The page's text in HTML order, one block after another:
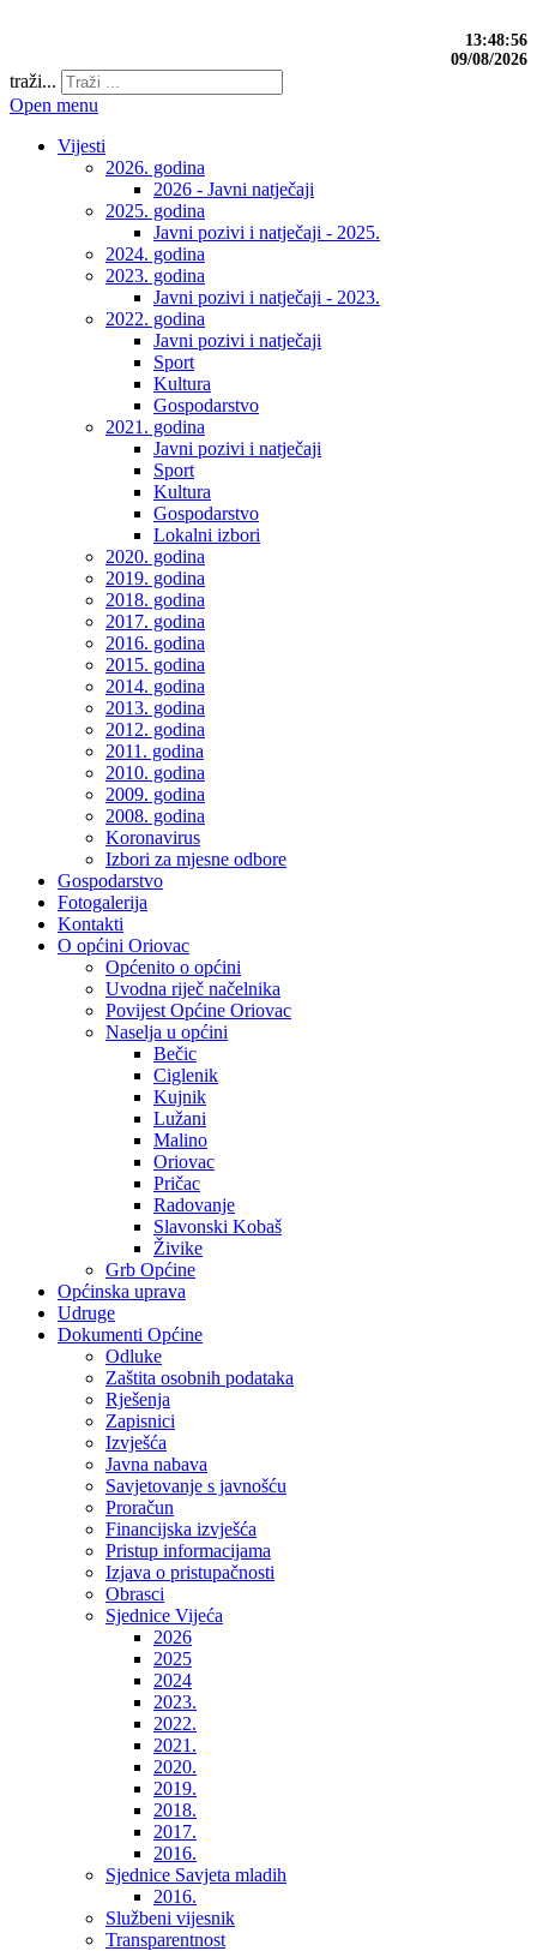
13:48:57
09/08/2026
traži...
Open menu
Vijesti
2026. godina
2026 - Javni natječaji
2025. godina
Javni pozivi i natječaji - 2025.
2024. godina
2023. godina
Javni pozivi i natječaji - 2023.
2022. godina
Javni pozivi i natječaji
Sport
Kultura
Gospodarstvo
2021. godina
Javni pozivi i natječaji
Sport
Kultura
Gospodarstvo
Lokalni izbori
2020. godina
2019. godina
2018. godina
2017. godina
2016. godina
2015. godina
2014. godina
2013. godina
2012. godina
2011. godina
2010. godina
2009. godina
2008. godina
Koronavirus
Izbori za mjesne odbore
Gospodarstvo
Fotogalerija
Kontakti
O općini Oriovac
Općenito o općini
Uvodna riječ načelnika
Povijest Općine Oriovac
Naselja u općini
Bečic
Ciglenik
Kujnik
Lužani
Malino
Oriovac
Pričac
Radovanje
Slavonski Kobaš
Živike
Grb Općine
Općinska uprava
Udruge
Dokumenti Općine
Odluke
Zaštita osobnih podataka
Rješenja
Zapisnici
Izvješća
Javna nabava
Savjetovanje s javnošću
Proračun
Financijska izvješća
Pristup informacijama
Izjava o pristupačnosti
Obrasci
Sjednice Vijeća
2026
2025
2024
2023.
2022.
2021.
2020.
2019.
2018.
2017.
2016.
Sjednice Savjeta mladih
2016.
Službeni vijesnik
Transparentnost